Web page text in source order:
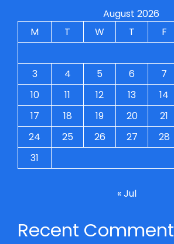
August 2026
M
T W T F
3
4 5 6 7
10
11 12 13 14
17
18 19 20 21
24
25 26 27 28
31
« Jul
Recent Comment